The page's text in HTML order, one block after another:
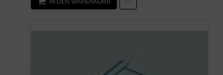
IN DEN WARENKORB